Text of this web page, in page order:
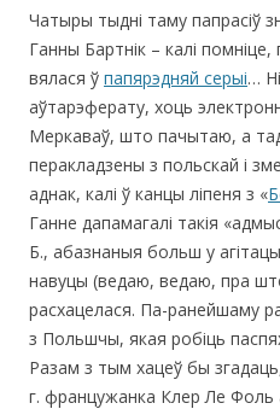
Чатыры тыдні таму папрасіў
Ганны Бартнік – калі
вялася ў папярэдняй серыі…
аўтарэферату, хоць
Меркаваў, што пачытаю, а
перакладзены з польскай і
аднак, калі ў канцы ліпеня з «
Ганне дапамагалі такія
Б., абазнаныя больш у
навуцы (ведаю, ведаю, пра
расхацелася. Па-ранейшаму
з Польшчы, якая робіць
Разам з тым хацеў бы
г. францужанка Клер Ле